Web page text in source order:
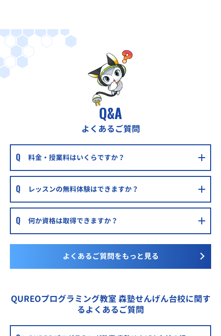
スマート学習塾 スタディ a Go!Go!越谷・東大沢教
北越谷駅東口から徒歩12分
Q&A
よくあるご質問
料金・授業料はいくらですか？
レッスンの無料体験はできますか？
何か資格は取得できますか？
よくあるご質問をもっと見る
QUREOプログラミング教室 森塾せんげん台校に関す
るよくあるご質問